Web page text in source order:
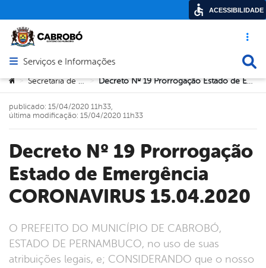
Acesso
Abrir menu principal de navegação
Serviços e Informações
Você está aqui:
> Secretaria de Saúde > Decreto Nº 19 Prorrogação Estado de Emergência CORONAVIRUS 15.04.2020
Decreto Nº 19 Prorrogação
Estado de Emergência
CORONAVIRUS 15.04.2020
O PREFEITO DO MUNICÍPIO DE CABROBÓ,
ESTADO DE PERNAMBUCO, no uso de suas
atribuições legais, e; CONSIDERANDO que o nosso
publicado: 15/04/2020 11h33,
última modificação: 15/04/2020 11h33
ACESSIBILIDADE